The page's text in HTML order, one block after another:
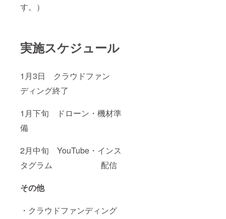
す。）
実施スケジュール
1月3日 クラウドファン
ディング終了
1月下旬 ドローン・機材準
備
2月中旬 YouTube・インス
タグラム 配信
その他
・クラウドファンディング